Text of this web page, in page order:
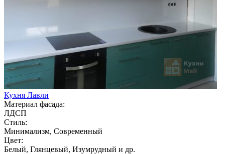
Кухня Лавли
Материал фасада:
ЛДСП
Стиль:
Минимализм, Современный
Цвет:
Белый, Глянцевый, Изумрудный и др.